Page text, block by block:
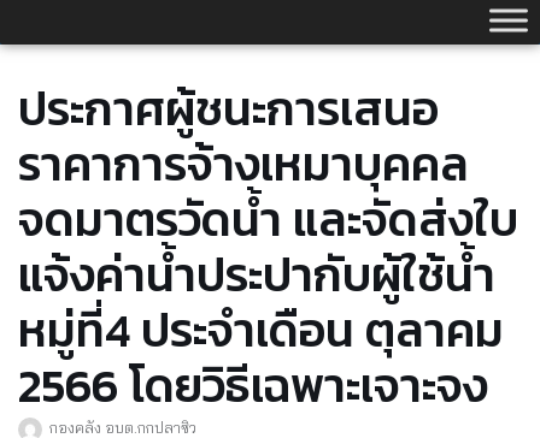
to
ประกาศผู้ชนะการเสนอ
ราคาการจ้างเหมาบุคคล
จดมาตรวัดน้ำ และจัดส่งใบ
แจ้งค่าน้ำประปากับผู้ใช้น้ำ
หมู่ที่4 ประจำเดือน ตุลาคม
2566 โดยวิธีเฉพาะเจาะจง
กองคลัง อบต.กกปลาซิว